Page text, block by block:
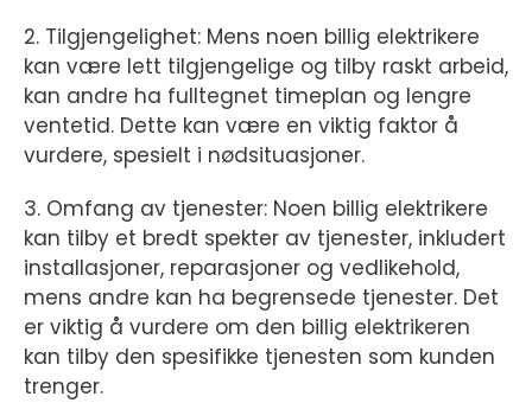
2. Tilgjengelighet: Mens noen billig elektrikere
kan være lett tilgjengelige og tilby raskt arbeid,
kan andre ha fulltegnet timeplan og lengre
ventetid. Dette kan være en viktig faktor å
vurdere, spesielt i nødsituasjoner.
3. Omfang av tjenester: Noen billig elektrikere
kan tilby et bredt spekter av tjenester, inkludert
installasjoner, reparasjoner og vedlikehold,
mens andre kan ha begrensede tjenester. Det
er viktig å vurdere om den billig elektrikeren
kan tilby den spesifikke tjenesten som kunden
trenger.